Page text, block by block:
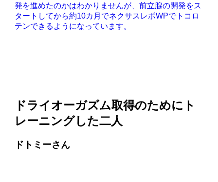
発を進めたのかはわかりませんが、前立腺の開発をス
タートしてから約10カ月でネクサスレボWPでトコロ
テンできるようになっています。
ドライオーガズム取得のためにト
レーニングした二人
ドトミーさん